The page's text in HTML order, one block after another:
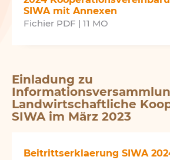
SIWA mit Annexen
Fichier PDF | 11 MO
Einladung zu
Landwirtschaftliche
SIWA im März 2023
Beitrittserklaerung SIWA